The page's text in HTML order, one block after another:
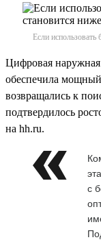
Если
Цифровая наружная
обеспечила
возвращались к
подтвердилось
на hh.ru.
с